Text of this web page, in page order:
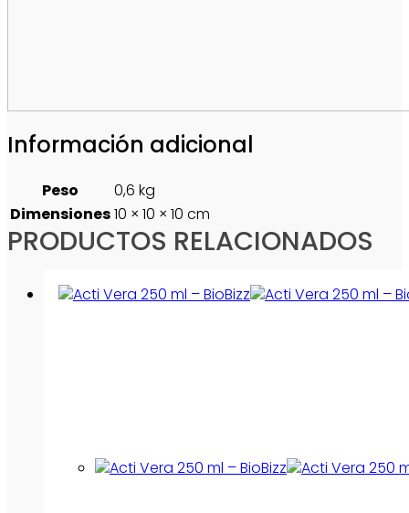
Información adicional
Peso
0,6 kg
Dimensiones10 × 10 × 10 cm
PRODUCTOS RELACIONADOS